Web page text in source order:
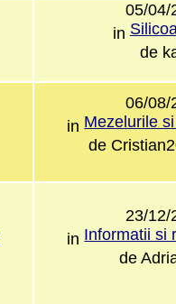
05/04/
in
de
06/08/
in
de
23/12/
in
de